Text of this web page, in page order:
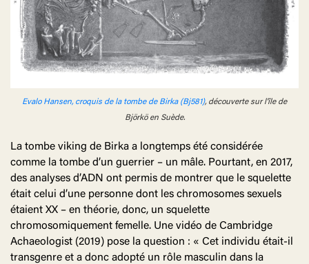
Evalo Hansen, croquis de la tombe de Birka (Bj581), découverte sur l'île de
Björkö en Suède.
La tombe viking de Birka a longtemps été considérée
comme la tombe d’un guerrier – un mâle. Pourtant, en 2017,
des analyses d’ADN ont permis de montrer que le squelette
était celui d’une personne dont les chromosomes sexuels
étaient XX – en théorie, donc, un squelette
chromosomiquement femelle. Une vidéo de Cambridge
Achaeologist (2019) pose la question : « Cet individu était-il
transgenre et a donc adopté un rôle masculin dans la